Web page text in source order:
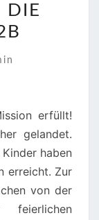
DIE
erfüllt!
gelandet.
haben
erreicht. Zur
von der
feierlichen